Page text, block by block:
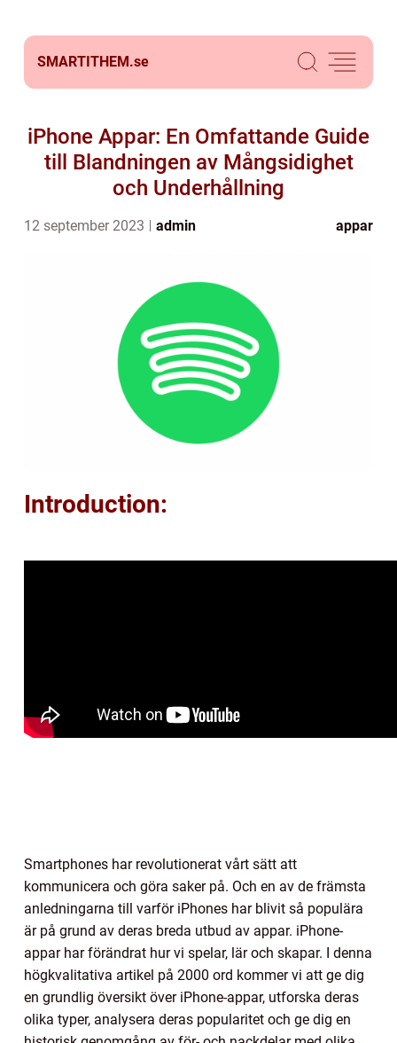
SMARTITHEM.se
iPhone Appar: En Omfattande Guide
till Blandningen av Mångsidighet
och Underhållning
12 september 2023 admin appar
Introduction:
Smartphones har revolutionerat vårt sätt att
kommunicera och göra saker på. Och en av de främsta
anledningarna till varför iPhones har blivit så populära
är på grund av deras breda utbud av appar. iPhone-
appar har förändrat hur vi spelar, lär och skapar. I denna
högkvalitativa artikel på 2000 ord kommer vi att ge dig
en grundlig översikt över iPhone-appar, utforska deras
olika typer, analysera deras popularitet och ge dig en